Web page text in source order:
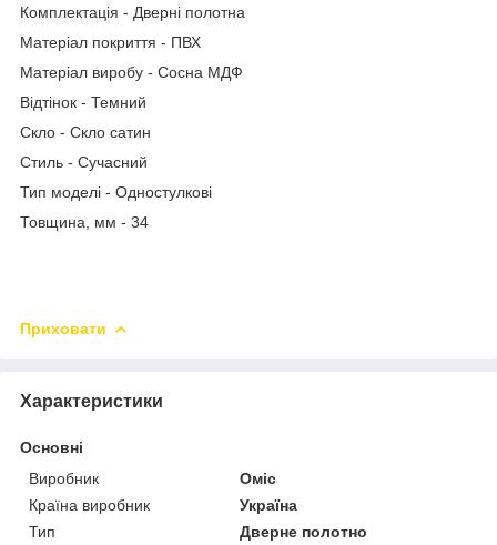
Комплектація - Дверні полотна
Матеріал покриття - ПВХ
Матеріал виробу - Сосна МДФ
Відтінок - Темний
Скло - Скло сатин
Стиль - Сучасний
Тип моделі - Одностулкові
Товщина, мм - 34
Приховати
Характеристики
Основні
Виробник
Оміс
Країна виробник
Україна
Тип
Дверне полотно